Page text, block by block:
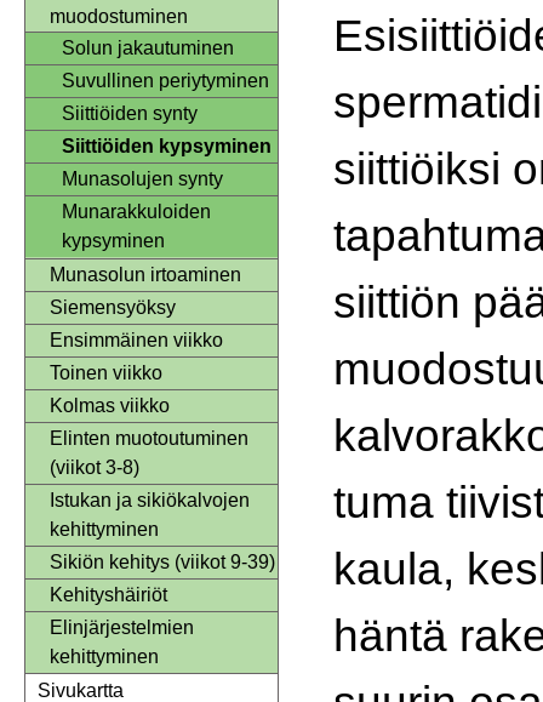
muodostuminen
Solun jakautuminen
Suvullinen periytyminen
Siittiöiden synty
Siittiöiden kypsyminen
Munasolujen synty
Munarakkuloiden
kypsyminen
Munasolun irtoaminen
Siemensyöksy
Ensimmäinen viikko
Toinen viikko
Kolmas viikko
Elinten muotoutuminen
(viikot 3-8)
Istukan ja sikiökalvojen
kehittyminen
Sikiön kehitys (viikot 9-39)
Kehityshäiriöt
Elinjärjestelmien
kehittyminen
Sivukartta
siittiöiksi
siittiön
tuma
kaula,
häntä